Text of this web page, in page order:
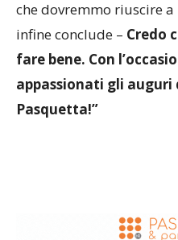
che dovremmo riuscire
infine conclude – Credo
fare bene. Con
appassionati gli auguri
Pasquetta!”